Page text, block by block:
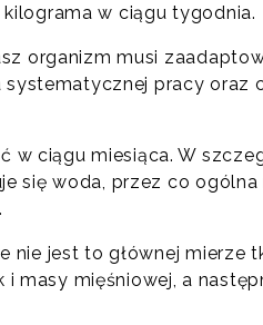
w ciągu tygodnia.
organizm musi
pracy oraz
w ciągu miesiąca. W
się woda, przez co ogólna
nie jest to głównej mierze
masy mięśniowej, a